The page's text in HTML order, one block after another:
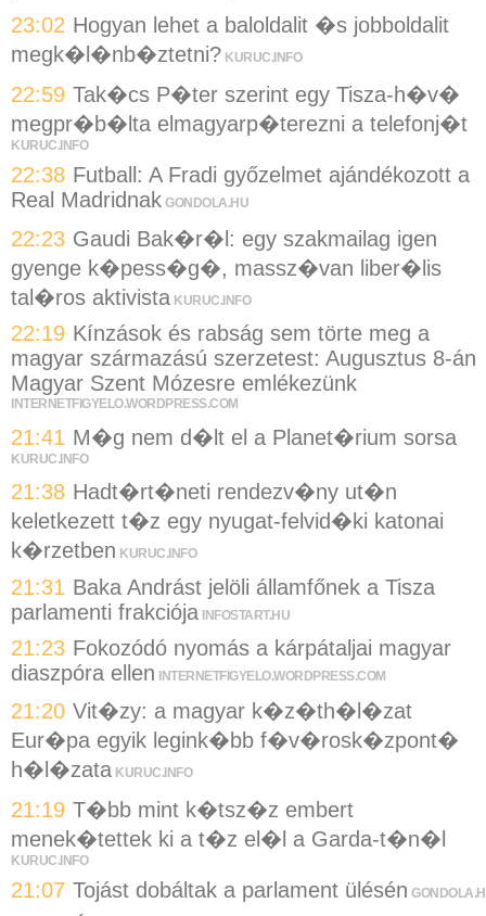
23:02 Hogyan lehet a baloldalit �s jobboldalit
megk�l�nb�ztetni? KURUC.INFO
22:59 Tak�cs P�ter szerint egy Tisza-h�v�
megpr�b�lta elmagyarp�terezni a telefonj�t
KURUC.INFO
22:38 Futball: A Fradi győzelmet ajándékozott a
Real Madridnak GONDOLA.HU
22:23 Gaudi Bak�r�l: egy szakmailag igen
gyenge k�pess�g�, massz�van liber�lis
tal�ros aktivista KURUC.INFO
22:19 Kínzások és rabság sem törte meg a
magyar származású szerzetest: Augusztus 8-án
Magyar Szent Mózesre emlékezünk
INTERNETFIGYELO.WORDPRESS.COM
21:41 M�g nem d�lt el a Planet�rium sorsa
KURUC.INFO
21:38 Hadt�rt�neti rendezv�ny ut�n
keletkezett t�z egy nyugat-felvid�ki katonai
k�rzetben KURUC.INFO
21:31 Baka Andrást jelöli államfőnek a Tisza
parlamenti frakciója INFOSTART.HU
21:23 Fokozódó nyomás a kárpátaljai magyar
diaszpóra ellen INTERNETFIGYELO.WORDPRESS.COM
21:20 Vit�zy: a magyar k�z�th�l�zat
Eur�pa egyik legink�bb f�v�rosk�zpont�
h�l�zata KURUC.INFO
21:19 T�bb mint k�tsz�z embert
menek�tettek ki a t�z el�l a Garda-t�n�l
KURUC.INFO
21:07 Tojást dobáltak a parlament ülésén